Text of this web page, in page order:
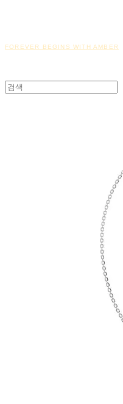
FOREVER BEGINS WITH AMBER